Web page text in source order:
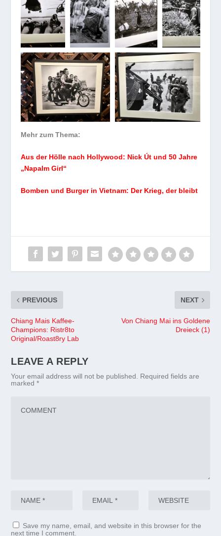
Mehr zum Thema:
Aus der Hölle nach Hollywood: Nick Út und 50 Jahre
„Napalm Girl“
Bomben und Burger in Vietnam: Der Krieg, der bleibt
PREVIOUS
Chiang Mais Kaffee-
Champions: Ristr8to
Original/Roast8ry Lab
NEXT
Von Chiang Mai ins Goldene
Dreieck (1)
LEAVE A REPLY
Your email address will not be published. Required fields are
marked*
Save my name, email, and website in this browser for the
next time I comment.